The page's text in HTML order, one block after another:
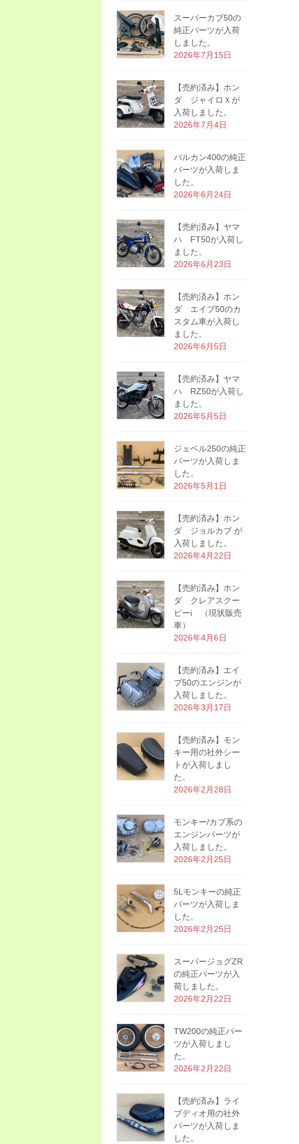
スーパーカブ50の
純正パーツが入荷
しました。
2026年7月15日
【売約済み】ホン
ダ ジャイロＸが
入荷しました。
2026年7月4日
バルカン400の純正
パーツが入荷しま
した。
2026年6月24日
【売約済み】ヤマ
ハ FT50が入荷し
ました。
2026年6月23日
【売約済み】ホン
ダ エイプ50のカ
スタム車が入荷し
ました。
2026年6月5日
【売約済み】ヤマ
ハ RZ50が入荷し
ました。
2026年5月5日
ジェベル250の純正
パーツが入荷しま
した。
2026年5月1日
【売約済み】ホン
ダ ジョルカブ が
入荷しました。
2026年4月22日
【売約済み】ホン
ダ クレアスクー
ピーi （現状販売
車）
2026年4月6日
【売約済み】エイ
プ50のエンジンが
入荷しました。
2026年3月17日
【売約済み】モン
キー用の社外シー
トが入荷しまし
た。
2026年2月28日
モンキー/カブ系の
エンジンパーツが
入荷しました。
2026年2月25日
5Lモンキーの純正
パーツが入荷しま
した。
2026年2月25日
スーパージョグZR
の純正パーツが入
荷しました。
2026年2月22日
TW200の純正パー
ツが入荷しまし
た。
2026年2月22日
【売約済み】ライ
ブディオ用の社外
パーツが入荷しま
した。